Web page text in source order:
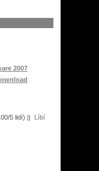
2007
/5 lidí) ||